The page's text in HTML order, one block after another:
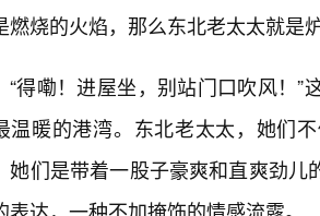
燃烧的火焰，那么东北老太太就是
“得嘞！进屋坐，别站门口吹风！
温暖的港湾。东北老太太，她们
她们是带着一股子豪爽和直爽劲